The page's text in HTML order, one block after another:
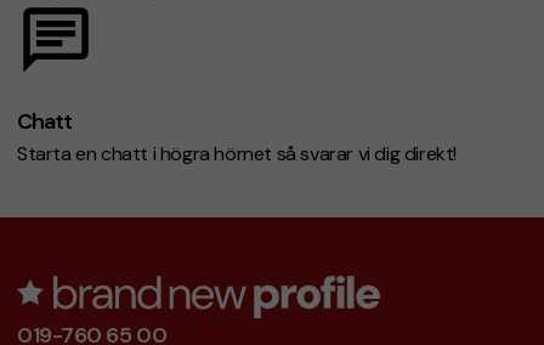
Chatt
Starta en chatt i högra hörnet så svarar vi dig direkt!
019-760 65 00